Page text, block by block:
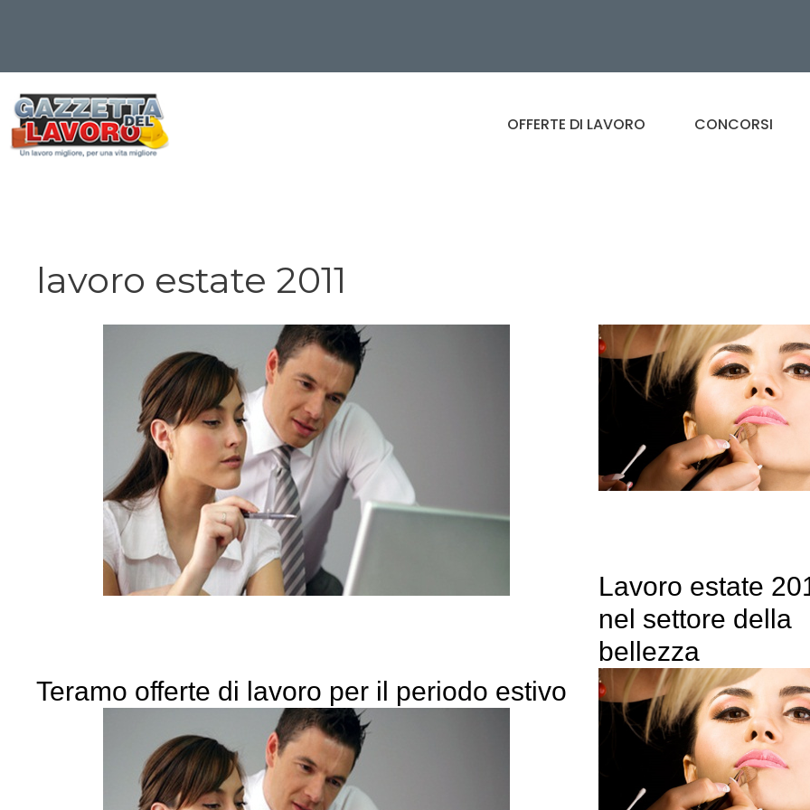
contenuto
OFFERTE DI LAVORO CONCORSI
lavoro estate 2011
Teramo offerte di lavoro per il periodo estivo
Lavoro estate
nel settore della
bellezza